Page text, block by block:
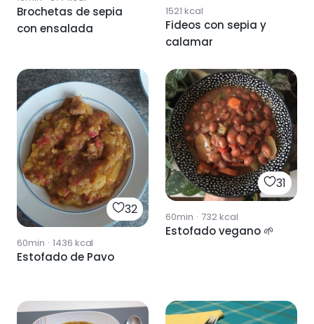
Brochetas de sepia
con ensalada
1521 kcal
Fideos con sepia y
calamar
32
60min · 1436 kcal
Estofado de Pavo
31
60min · 732kcal
Estofado vegano 🌱